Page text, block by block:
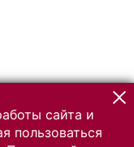
сайта и
пользоваться